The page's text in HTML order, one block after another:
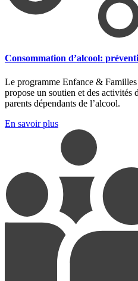
Consommation d’alcool:
Le programme Enfance &
propose un soutien et des activités
parents dépendants de l’alcool.
En savoir plus